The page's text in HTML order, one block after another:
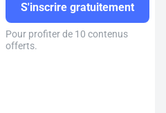
S'inscrire gratuitement
Pour profiter de 10 contenus
offerts.